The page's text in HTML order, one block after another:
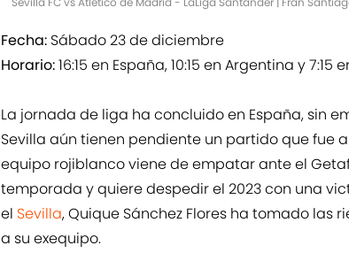
Fecha: Sábado 23 de diciembre
Horario:16:15 en España, 10:15 en Argentina y 7:15
La jornada de liga ha concluido en España, sin
Sevilla aún tienen pendiente un partido que fue
equipo rojiblanco viene de empatar ante el
temporada y quiere despedir el 2023 con una
el Sevilla, Quique Sánchez Flores ha tomado las
a su exequipo.